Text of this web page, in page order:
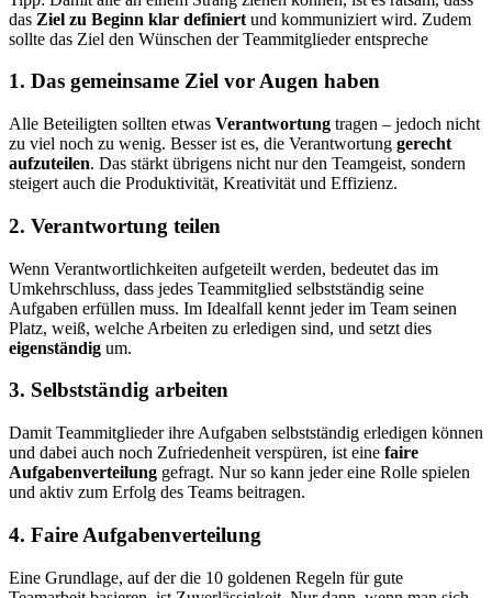
das Ziel zu Beginn klar definiert und kommuniziert wird. Zudem
sollte das Ziel den Wünschen der Teammitglieder entspreche
1. Das gemeinsame Ziel vor Augen haben
Alle Beteiligten sollten etwas Verantwortung tragen – jedoch nicht
zu viel noch zu wenig. Besser ist es, die Verantwortung gerecht
aufzuteilen. Das stärkt übrigens nicht nur den Teamgeist, sondern
steigert auch die Produktivität, Kreativität und Effizienz.
2. Verantwortung teilen
Wenn Verantwortlichkeiten aufgeteilt werden, bedeutet das im
Umkehrschluss, dass jedes Teammitglied selbstständig seine
Aufgaben erfüllen muss. Im Idealfall kennt jeder im Team seinen
Platz, weiß, welche Arbeiten zu erledigen sind, und setzt dies
eigenständig um.
3. Selbstständig arbeiten
Damit Teammitglieder ihre Aufgaben selbstständig erledigen können
und dabei auch noch Zufriedenheit verspüren, ist eine faire
Aufgabenverteilung gefragt. Nur so kann jeder eine Rolle spielen
und aktiv zum Erfolg des Teams beitragen.
4. Faire Aufgabenverteilung
Eine Grundlage, auf der die 10 goldenen Regeln für gute